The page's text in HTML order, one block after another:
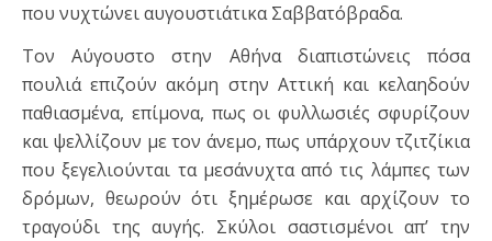
που νυχτώνει αυγουστιάτικα Σαββατόβραδα.
Τον Αύγουστο στην Αθήνα διαπιστώνεις πόσα
πουλιά επιζούν ακόμη στην Αττική και κελαηδούν
παθιασμένα, επίμονα, πως οι φυλλωσιές σφυρίζουν
και ψελλίζουν με τον άνεμο, πως υπάρχουν τζιτζίκια
που ξεγελιούνται τα μεσάνυχτα από τις λάμπες των
δρόμων, θεωρούν ότι ξημέρωσε και αρχίζουν το
τραγούδι της αυγής. Σκύλοι σαστισμένοι απ’ την